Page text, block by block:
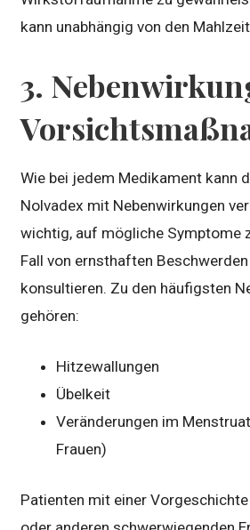
kann unabhängig von den
3.
Wie bei jedem Medikament kann
Nolvadex mit Nebenwirkungen
wichtig, auf mögliche Symptome
Fall von ernsthaften
konsultieren. Zu den häufigsten
gehören:
Hitzewallungen
Übelkeit
Veränderungen im
Frauen)
Patienten mit einer